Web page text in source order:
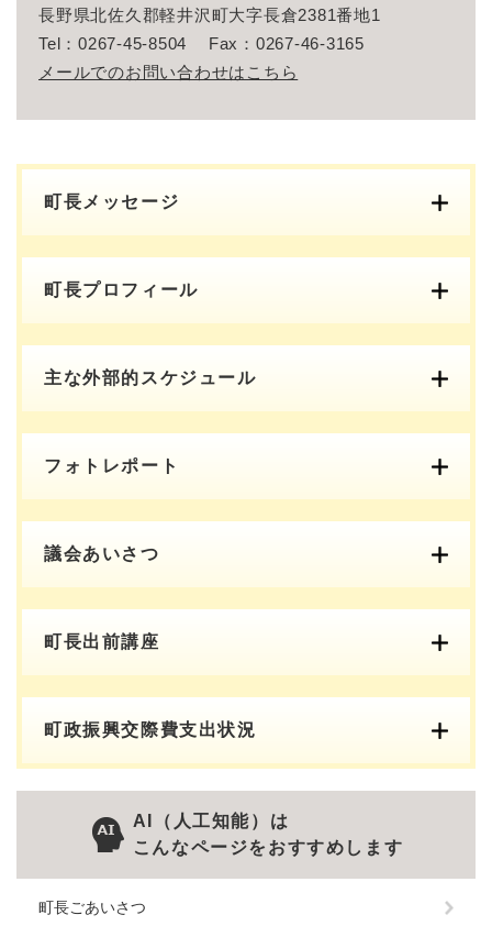
長野県北佐久郡軽井沢町大字長倉2381番地1
Tel：0267-45-8504
Fax：0267-46-3165
メールでのお問い合わせはこちら
町長メッセージ
町長プロフィール
主な外部的スケジュール
フォトレポート
議会あいさつ
町長出前講座
町政振興交際費支出状況
AI（人工知能）は
こんなページをおすすめします
町長ごあいさつ